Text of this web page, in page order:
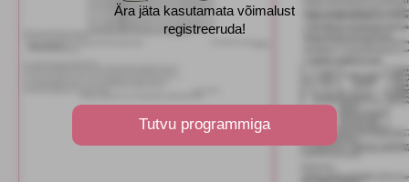
Tutvu programmiga
Ära jäta kasutamata võimalust
registreeruda!